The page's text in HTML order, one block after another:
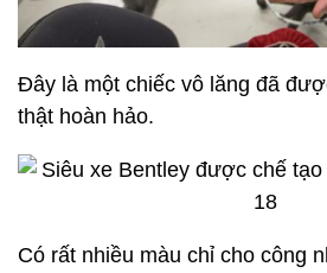
Đây là một chiếc vô lăng đã
thật hoàn hảo.
Có rất nhiều màu chỉ cho công